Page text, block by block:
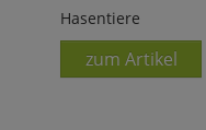
Hasentiere
zum Artikel